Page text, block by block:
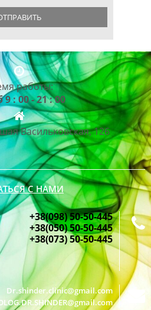
работы:
9 : 00 - 21 : 00
Васильковская, 126
С НАМИ
+38(098) 50-50-445
+38(050) 50-50-445
+38(073) 50-50-445
Dr.shinder.clinic@gmail.com